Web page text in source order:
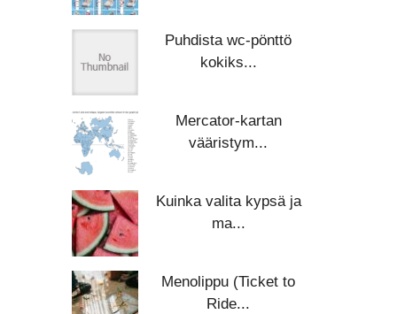
Puhdista wc-pönttö
kokiks...
Mercator-kartan
vääristym...
Kuinka valita kypsä ja
ma...
Menolippu (Ticket to
Ride...